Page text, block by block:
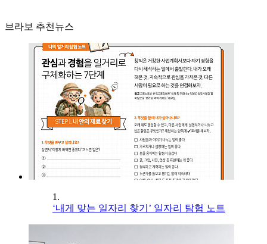
브라보 추천뉴스
1.
‘내게 맞는 일자리 찾기’ 일자리 탐험 노트